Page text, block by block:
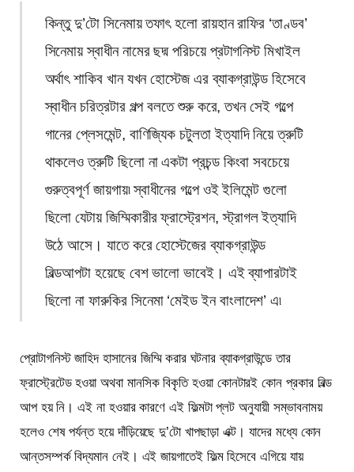
কিন্তু দু’টো সিনেমায় তফাৎ হলো রায়হান রাফির ‘তাণ্ডব’
সিনেমায় স্বাধীন নামের ছদ্ম পরিচয়ে প্রটাগনিস্ট মিখাইল
অর্থাৎ শাকিব খান যখন হোস্টেজ এর ব্যাকগ্রাউন্ড হিসেবে
স্বাধীন চরিত্রটার গল্প বলতে শুরু করে, তখন সেই গল্পে
গানের প্লেসমেন্ট, বাণিজ্যিক চটুলতা ইত্যাদি নিয়ে ত্রুটি
থাকলেও ত্রুটি ছিলো না একটা প্রচন্ড কিংবা সবচেয়ে
গুরুত্বপূর্ণ জায়গায়৷ স্বাধীনের গল্পে ওই ইলিমেন্ট গুলো
ছিলো যেটায় জিম্মিকারীর ফ্রাস্ট্রেশন, স্ট্রাগল ইত্যাদি
উঠে আসে। যাতে করে হোস্টেজের ব্যাকগ্রাউন্ড
বিল্ডআপটা হয়েছে বেশ ভালো ভাবেই। এই ব্যাপারটাই
ছিলো না ফারুকির সিনেমা ‘মেইড ইন বাংলাদেশ’ এ৷
প্রোটাগনিস্ট জাহিদ হাসানের জিম্মি করার ঘটনার ব্যাকগ্রাউন্ডে তার
ফ্রাস্ট্রেটেড হওয়া অথবা মানসিক বিকৃতি হওয়া কোনটারই কোন প্রকার বিল্ড
আপ হয় নি। এই না হওয়ার কারণে এই ফিল্মটা প্লট অনুযায়ী সম্ভাবনাময়
হলেও শেষ পর্যন্ত হয়ে দাঁড়িয়েছে দু’টো খাপছাড়া এক্ট। যাদের মধ্যে কোন
আন্তসম্পর্ক বিদ্যমান নেই। এই জায়গাতেই ফিল্ম হিসেবে এগিয়ে যায়